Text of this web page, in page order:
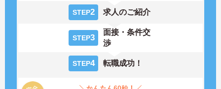
STEP2 求人のご紹介
STEP3
面接・条件交
渉
STEP4 転職成功！